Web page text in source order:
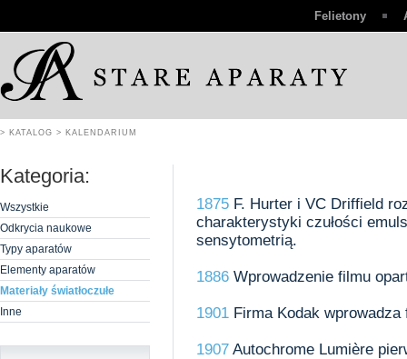
Felietony
> KATALOG > KALENDARIUM
Kategoria:
Wszystkie
Odkrycia naukowe
Typy aparatów
Elementy aparatów
Materiały światłoczułe
Inne
1875 F. Hurter i VC Driffield
charakterystyki czułości
sensytometrią.
1886 Wprowadzenie filmu
1901 Firma Kodak
1907 Autochrome Lumière